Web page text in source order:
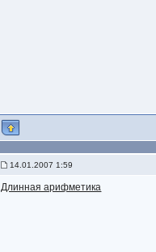
14.01.2007 1:59
Длинная арифметика